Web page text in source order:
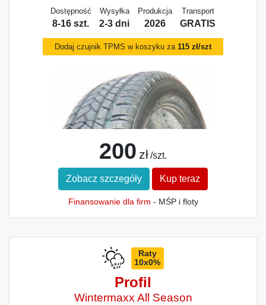
Dostępność
8-16 szt.
Wysyłka
2-3 dni
Produkcja
2026
Transport
GRATIS
Dodaj czujnik TPMS w koszyku za 115 zł/szt
200 zł /szt.
Zobacz szczegóły Kup teraz
Finansowanie dla firm - MŚP i floty
Raty
10x0%
Profil
Wintermaxx All Season